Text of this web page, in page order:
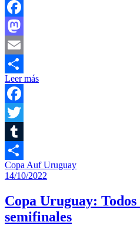
Facebook
Mastodon
Email
Compartir
Leer más
Facebook
Twitter
Tumblr
Compartir
Copa Auf Uruguay
14/10/2022
Copa Uruguay: Todos
semifinales